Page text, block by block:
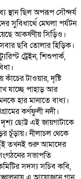
স্থান ছিল অপরূপ সৌন্দর্য
সুবিধার্থে মেঘলা পর্যটন
আকর্ষণীয় সিড়িঁও।
ছবি তোলার হিড়িক।
ট্রেইন, শিশুপার্ক,
কাঁচের টাওয়ার, দৃষ্টি
যাচ্ছে পাহাড় আর
হার মানাতে বাধ্য।
কর্ণফুলী নদী।
ছোট্ট এই জায়গাটাকে
চূঁড়ায়। নীলাচল থেকে
ছুঁই তখনই শুরু আমাদের
সভাপতি
সদস্য সচিব কবি,